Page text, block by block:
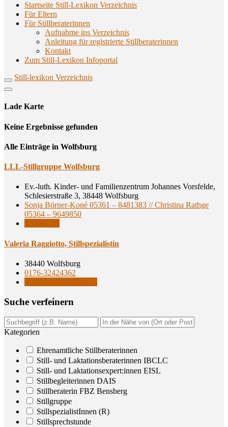
Startseite Still-Lexikon Verzeichnis
Für Eltern
Für Stillberaterinnen
Aufnahme ins Verzeichnis
Anlei­tung für regis­trier­te Stillberaterinnen
Kon­takt
Zum Still-Lexikon Infoportal
Still-lexikon Verzeichnis
Lade Karte
Кeine Ergebnisse gefunden
Alle Einträge in Wolfsburg
LLL-Still­grup­pe Wolfsburg
Ev.-luth. Kinder- und Familienzentrum Johannes Vorsfelde,
Schlesierstraße 3, 38448 Wolfsburg
Sonja Börner-Koné 05361 – 8481383 // Christina Rathge
05364 – 9649850
Vale­ria Rag­giot­to, Stillspezialistin
38440 Wolfsburg
0176-32424362
Suche ver­fei­nern
Kategorien
Ehrenamtliche Stillberaterinnen
Still- und Laktationsberaterinnen IBCLC
Still- und Laktationsexpert:innen EISL
Stillbegleiterinnen DAIS
Stillberaterin FBZ Bensberg
Stillgruppe
StillspezialistInnen (R)
Stillsprechstunde